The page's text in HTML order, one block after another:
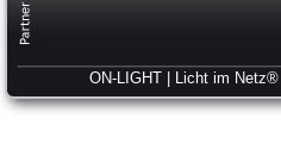
ON-LIGHT | Licht im Netz®